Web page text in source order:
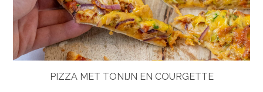
PIZZA MET TONIJN EN COURGETTE